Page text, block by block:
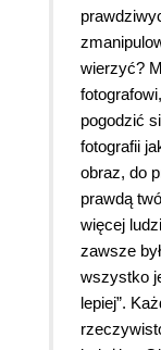
wierzyć?
pogodzić
fotografii
obraz, do
prawdą
więcej
zawsze
wszystko
lepiej”.